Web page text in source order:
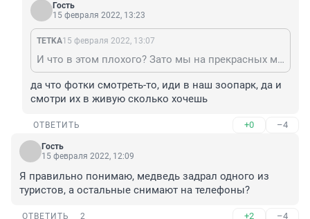
Гость
15 февраля 2022, 13:23
TETKA15 февраля 2022, 13:07
И что в этом плохого? Зато мы на прекрасных мишек посмотрели❤️. А у фотографа работа такая- фотографировать.
да что фотки смотреть-то, иди в наш зоопарк, да и
смотри их в живую сколько хочешь
ОТВЕТИТЬ +0 –4
Гость
15 февраля 2022, 12:09
Я правильно понимаю, медведь задрал одного из
туристов, а остальные снимают на телефоны?
ОТВЕТИТЬ 2 +2 –4